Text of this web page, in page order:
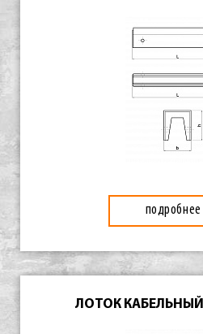
подробнее
ЛОТОК КАБЕЛЬНЫЙ